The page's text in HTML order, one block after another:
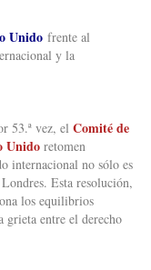
Unido frente al
y la
53.ª vez, el Comité de
Unido retomen
internacional no sólo es
Esta resolución,
los equilibrios
entre el derecho